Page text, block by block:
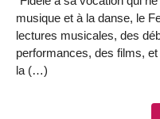
musique et à la danse, le
lectures musicales, des
performances, des films,
la (…)